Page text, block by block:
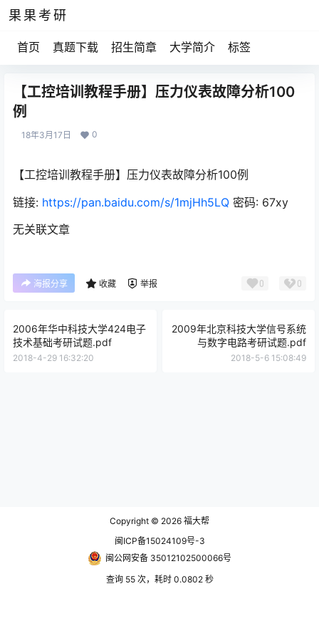
果果考研
首页 真题下载 招生简章 大学简介 标签
【工控培训教程手册】压力仪表故障分析100
例
18年3月17日 0
【工控培训教程手册】压力仪表故障分析100例
链接: https://pan.baidu.com/s/1mjHh5LQ 密码: 67xy
无关联文章
海报分享 收藏 举报 0 0
2006年华中科技大学424电子
技术基础考研试题.pdf
2018-4-29 16:32:20
2009年北京科技大学信号系统
与数字电路考研试题.pdf
2018-5-6 15:08:49
Copyright © 2026 福大帮
闽ICP备15024109号-3
闽公网安备 35012102500066号
查询 55 次，耗时 0.0802 秒